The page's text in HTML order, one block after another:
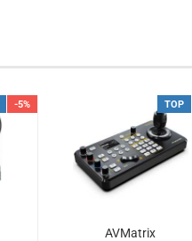
-5% TOP
AVMatrix